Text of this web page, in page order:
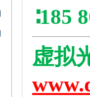
∶185
虚拟